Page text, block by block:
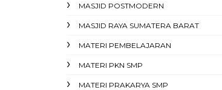
MASJID POSTMODERN
MASJID RAYA SUMATERA BARAT
MATERI PEMBELAJARAN
MATERI PKN SMP
MATERI PRAKARYA SMP